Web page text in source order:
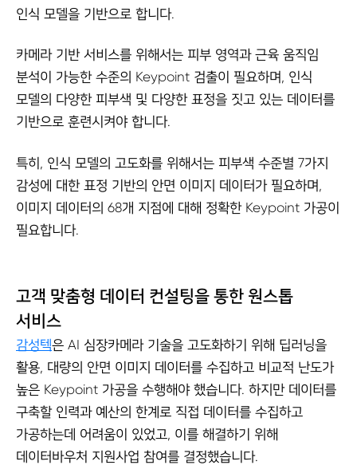
인식 모델을 기반으로 합니다.
카메라 기반 서비스를 위해서는 피부 영역과 근육 움직임
분석이 가능한 수준의 Keypoint 검출이 필요하며, 인식
모델의 다양한 피부색 및 다양한 표정을 짓고 있는 데이터를
기반으로 훈련시켜야 합니다.
특히, 인식 모델의 고도화를 위해서는 피부색 수준별 7가지
감성에 대한 표정 기반의 안면 이미지 데이터가 필요하며,
이미지 데이터의 68개 지점에 대해 정확한 Keypoint 가공이
필요합니다.
고객 맞춤형 데이터 컨설팅을 통한 원스톱
서비스
감성텍은 AI 심장카메라 기술을 고도화하기 위해 딥러닝을
활용, 대량의 안면 이미지 데이터를 수집하고 비교적 난도가
높은 Keypoint 가공을 수행해야 했습니다. 하지만 데이터를
구축할 인력과 예산의 한계로 직접 데이터를 수집하고
가공하는데 어려움이 있었고, 이를 해결하기 위해
데이터바우처 지원사업 참여를 결정했습니다.